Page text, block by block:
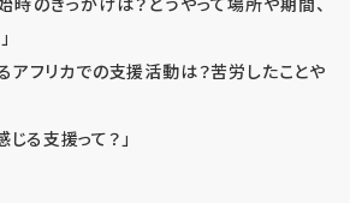
アフリカでの支援活動は？苦労したことや
る支援って？」